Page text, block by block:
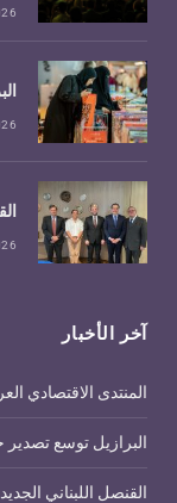
آخر الأخبار
المنتدى الاقتصادي
البرازيل توسع تصدير
القنصل اللبناني